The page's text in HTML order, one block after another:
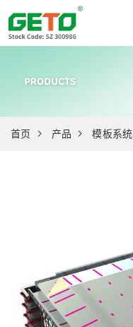
首页 产品 模板系统